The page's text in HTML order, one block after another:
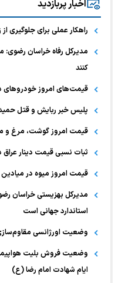
اخبار پربازدید
راهکار عملی برای جلوگیری
مدیرکل رفاه خراسان رضوی:
کنند
قیمت‌های امروز خودرو‌های
پلیس خبر ربایش و قتل
قیمت امروز گوشت، مرغ و
ثبات نسبی قیمت دینار عراق
قیمت امروز میوه در میادین
مدیرکل بهزیستی خراسان
استاندارد جهانی است
وضعیت اورژانسی مقاوم‌سازی
وضعیت فروش بلیت
ایام شهادت امام رضا (ع)